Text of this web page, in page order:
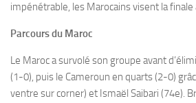
impénétrable, les Marocains visent la finale
Parcours du Maroc
Le Maroc a survolé son groupe avant
(1-0), puis le Cameroun en quarts (2-0)
ventre sur corner) et Ismaël Saibari (74e).